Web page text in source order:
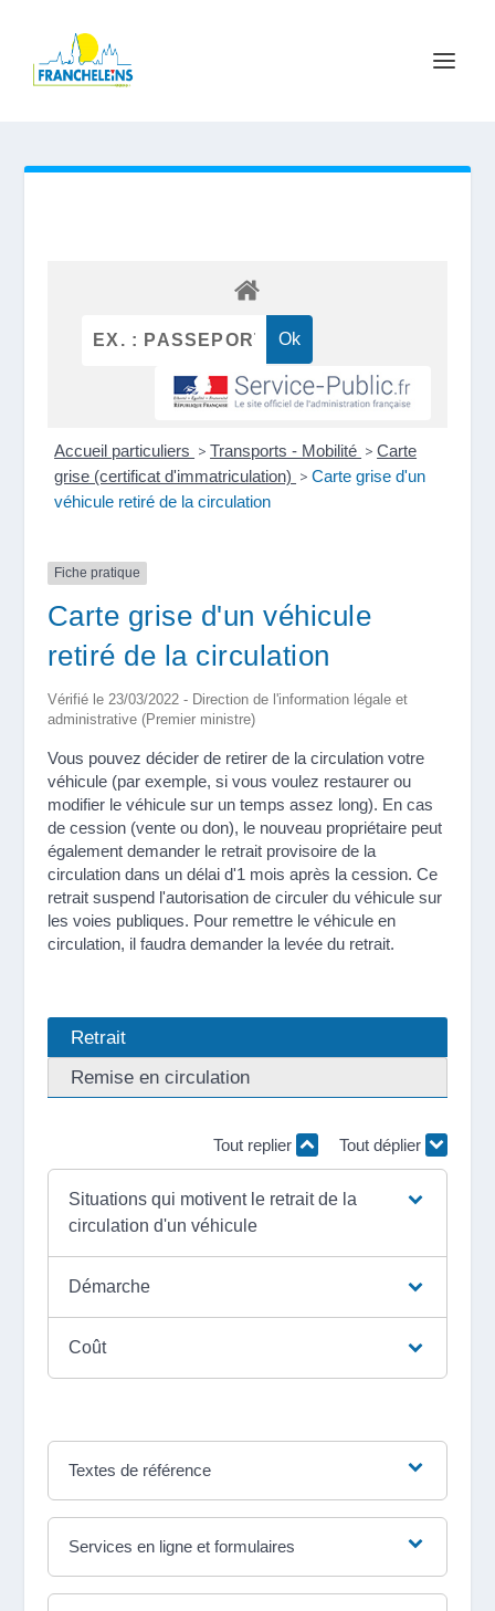
Accueil particuliers > Transports - Mobilité > Carte
grise (certificat d'immatriculation) > Carte grise d'un
véhicule retiré de la circulation
Fiche pratique
Carte grise d'un véhicule
retiré de la circulation
Vérifié le 23/03/2022 - Direction de l'information légale et
administrative (Premier ministre)
Vous pouvez décider de retirer de la circulation votre
véhicule (par exemple, si vous voulez restaurer ou
modifier le véhicule sur un temps assez long). En cas
de cession (vente ou don), le nouveau propriétaire peut
également demander le retrait provisoire de la
circulation dans un délai d'1 mois après la cession. Ce
retrait suspend l'autorisation de circuler du véhicule sur
les voies publiques. Pour remettre le véhicule en
circulation, il faudra demander la levée du retrait.
Retrait
Remise en circulation
Tout replier Tout déplier
Situations qui motivent le retrait de la
circulation d'un véhicule
Démarche
Coût
Textes de référence
Services en ligne et formulaires